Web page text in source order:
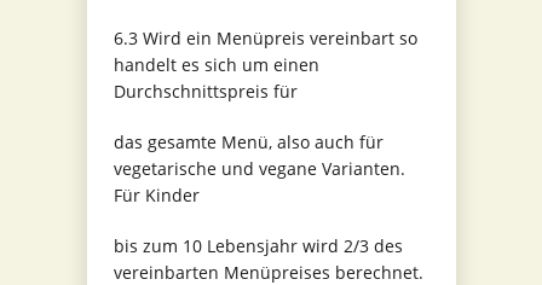
6.3 Wird ein Menüpreis vereinbart so
handelt es sich um einen
Durchschnittspreis für
das gesamte Menü, also auch für
vegetarische und vegane Varianten.
Für Kinder
bis zum 10 Lebensjahr wird 2/3 des
vereinbarten Menüpreises berechnet.